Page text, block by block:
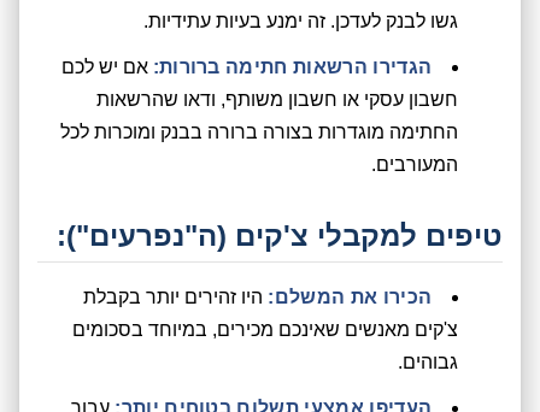
גשו לבנק לעדכן. זה ימנע בעיות עתידיות.
הגדירו הרשאות חתימה ברורות: אם יש לכם
חשבון עסקי או חשבון משותף, ודאו שהרשאות
החתימה מוגדרות בצורה ברורה בבנק ומוכרות לכל
המעורבים.
טיפים למקבלי צ'קים (ה"נפרעים"):
הכירו את המשלם: היו זהירים יותר בקבלת
צ'קים מאנשים שאינכם מכירים, במיוחד בסכומים
גבוהים.